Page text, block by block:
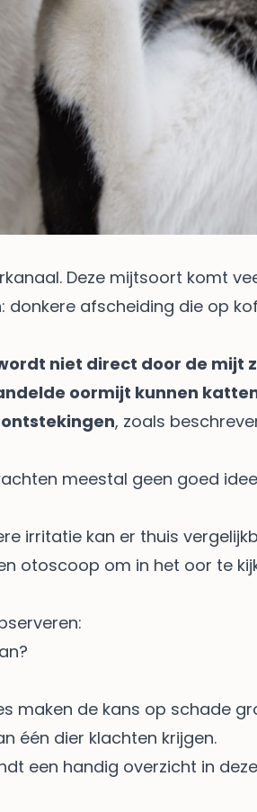
Deze mijtsoort komt
afscheiding die op
niet direct door de
oormijt kunnen
, zoals
meestal geen goed
irritatie kan er thuis
otoscoop om in het oor te
maken de kans op schade
één dier klachten krijgen.
een handig overzicht in